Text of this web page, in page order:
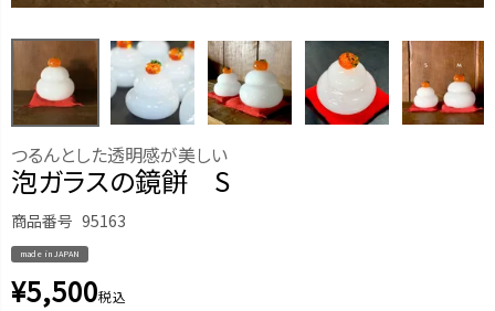
つるんとした透明感が美しい
泡ガラスの鏡餅 S
商品番号 95163
made in JAPAN
¥5,500税込